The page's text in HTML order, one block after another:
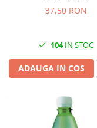
37,50 RON
104IN STOC
ADAUGA IN COS